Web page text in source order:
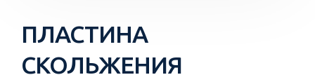
ПЛАСТИНА
СКОЛЬЖЕНИЯ